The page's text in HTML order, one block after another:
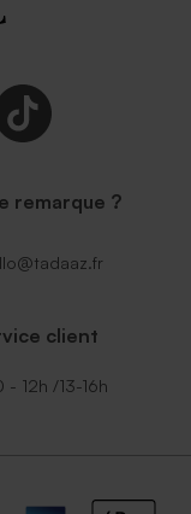
remarque ?
client
- 12h /13-16h